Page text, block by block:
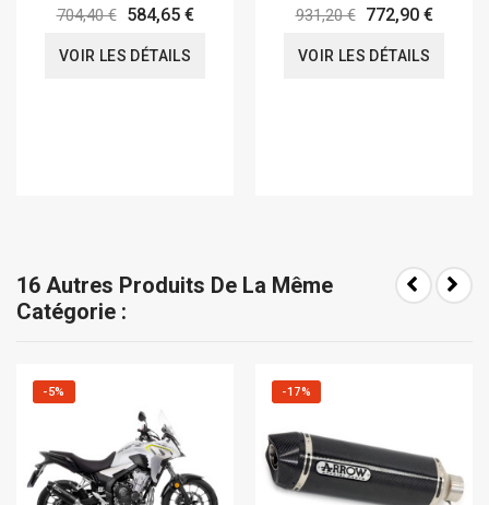
704,40 € 584,65 €
VOIR LES DÉTAILS
931,20 € 772,90 €
VOIR LES DÉTAILS
16 Autres Produits De La Même
Catégorie :
-5% -17%